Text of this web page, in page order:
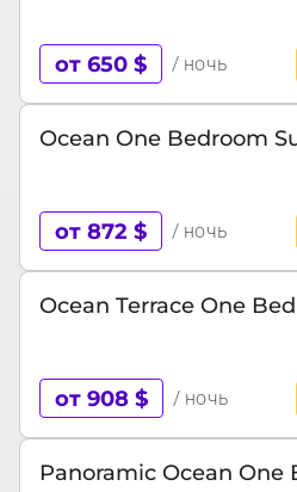
от 650 $ / ночь
Ocean One Bedroom
от 872 $ / ночь
Ocean Terrace One
от 908 $ / ночь
Panoramic Ocean One